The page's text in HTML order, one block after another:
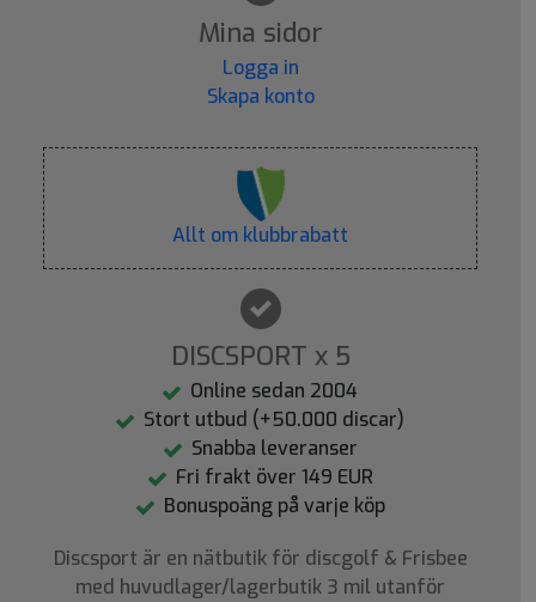
Mina sidor
Logga in
Skapa konto
Allt om klubbrabatt
DISCSPORT x 5
Online sedan 2004
Stort utbud (+50.000 discar)
Snabba leveranser
Fri frakt över 149 EUR
Bonuspoäng på varje köp
Discsport är en nätbutik för discgolf & Frisbee
med huvudlager/lagerbutik 3 mil utanför